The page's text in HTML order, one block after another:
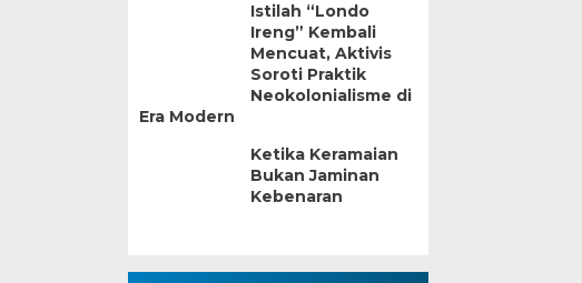
Istilah “Londo
Ireng” Kembali
Mencuat, Aktivis
Soroti Praktik
Neokolonialisme di
Era Modern
Ketika Keramaian
Bukan Jaminan
Kebenaran